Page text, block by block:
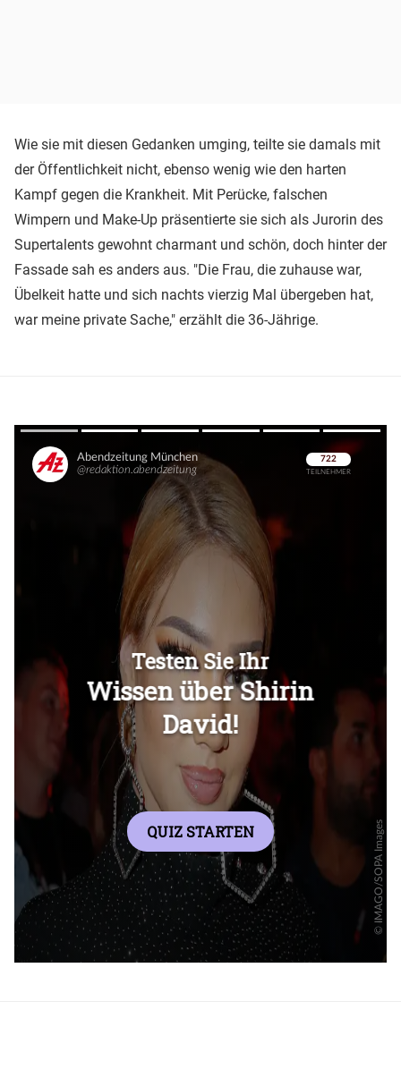
Wie sie mit diesen Gedanken umging, teilte sie damals mit
der Öffentlichkeit nicht, ebenso wenig wie den harten
Kampf gegen die Krankheit. Mit Perücke, falschen
Wimpern und Make-Up präsentierte sie sich als Jurorin des
Supertalents gewohnt charmant und schön, doch hinter der
Fassade sah es anders aus. "Die Frau, die zuhause war,
Übelkeit hatte und sich nachts vierzig Mal übergeben hat,
war meine private Sache," erzählt die 36-Jährige.
Überspringen
Überspringen